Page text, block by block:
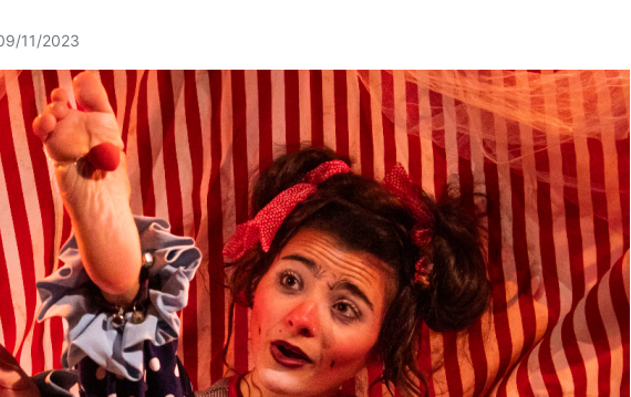
11/2023